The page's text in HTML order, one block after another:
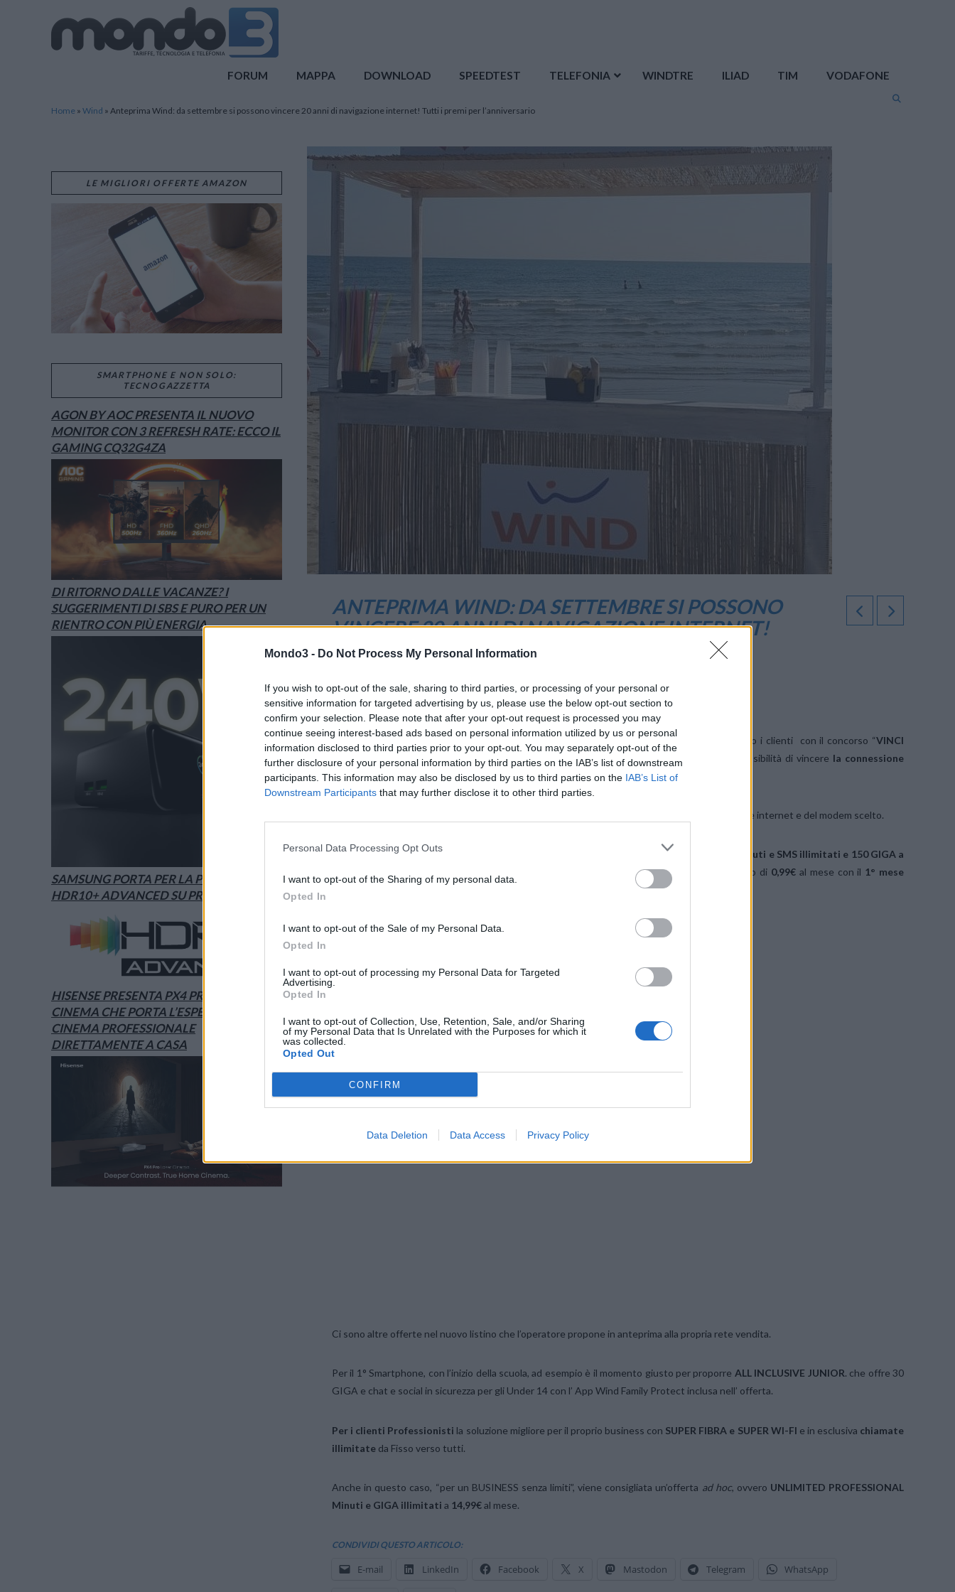
Mondo3 - Do Not Process My Personal Information
If you wish to opt-out of the sale, sharing to third parties, or processing of your personal or
sensitive information for targeted advertising by us, please use the below opt-out section to
confirm your selection. Please note that after your opt-out request is processed you may
continue seeing interest-based ads based on personal information utilized by us or personal
information disclosed to third parties prior to your opt-out. You may separately opt-out of the
further disclosure of your personal information by third parties on the IAB’s list of downstream
participants. This information may also be disclosed by us to third parties on the IAB’s List of
Downstream Participants that may further disclose it to other third parties.
Personal Data Processing Opt Outs
I want to opt-out of the Sharing of my personal data.
Opted In
I want to opt-out of the Sale of my Personal Data.
Opted In
I want to opt-out of processing my Personal Data for Targeted
Advertising.
Opted In
I want to opt-out of Collection, Use, Retention, Sale, and/or Sharing
of my Personal Data that Is Unrelated with the Purposes for which it
was collected.
Opted Out
CONFIRM
Data Deletion Data Access Privacy Policy
FORUM MAPPA DOWNLOAD SPEEDTEST TELEFONIA WINDTRE ILIAD TIM VODAFONE
Home » Wind » Anteprima Wind: da settembre si possono vincere 20 anni di navigazione internet! Tutti i premi per l’anniversario
ANTEPRIMA WIND: DA SETTEMBRE SI POSSONO
VINCERE 20 ANNI DI NAVIGAZIONE INTERNET!
TUTTI I PREMI PER L’ANNIVERSARIO
Non c’è solo ilprogramma WinDay per il ventennale di Wind.
In questi mesi di festeggiamenti, infatti, Wind vuole continuare il proprio percorso premiando i clienti con il concorso “VINCI
WIND PER 20 ANNI ”: chi sceglierà la Fibra FTTC o FTTH dal 2 al 29 settembre avrà la possibilità di vincere la connessione
internet da casa per 20 anni!
riceveranno uno sconto pari al canone internet e del modem scelto.
Si ricorda che si può completare l’offerta Super Fibra con una nuova Wind Family
minuti e SMS illimitati e 150 GIGA a
Wind Family Protect al nuovo prezzo di 0,99€ al mese con il 1° mese
MONDO3 SU TELEGRAM|MONDO3 SU INSTAGRAM MONDO3 SU FACEBOOK
Ci sono altre offerte nel nuovo listino che l’operatore propone in anteprima alla propria rete vendita.
Per il 1° Smartphone, con l’inizio della scuola, ad esempio è il momento giusto per proporre ALL INCLUSIVE JUNIOR. che offre 30
GIGA e chat e social in sicurezza per gli Under 14 con l’ App Wind Family Protect inclusa nell’ offerta.
Per i clienti Professionisti la soluzione migliore per il proprio business con SUPER FIBRA e SUPER WI-FI e in esclusiva chiamate
illimitate da Fisso verso tutti.
Anche in questo caso, “per un BUSINESS senza limiti”, viene consigliata un’offerta ad hoc, ovvero UNLIMITED PROFESSIONAL
Minuti e GIGA illimitati a 14,99€al mese.
CONDIVIDI QUESTO ARTICOLO:
E-mail LinkedIn Facebook X Mastodon Telegram WhatsApp
LE MIGLIORI OFFERTE AMAZON
SMARTPHONE E NON SOLO:
TECNOGAZZETTA
AGON BY AOC PRESENTA IL NUOVO
MONITOR CON 3 REFRESH RATE: ECCO IL
GAMING CQ32G4ZA
DI RITORNO DALLE VACANZE? I
SUGGERIMENTI DI SBS E PURO PER UN
RIENTRO CON PIÙ ENERGIA
SAMSUNG PORTA PER LA PRIMA VOLTA
HDR10+ ADVANCED SU PRIME VIDEO
HISENSE PRESENTA PX4 PRO, IL LASER
CINEMA CHE PORTA L’ESPERIENZA DEL
CINEMA PROFESSIONALE
DIRETTAMENTE A CASA